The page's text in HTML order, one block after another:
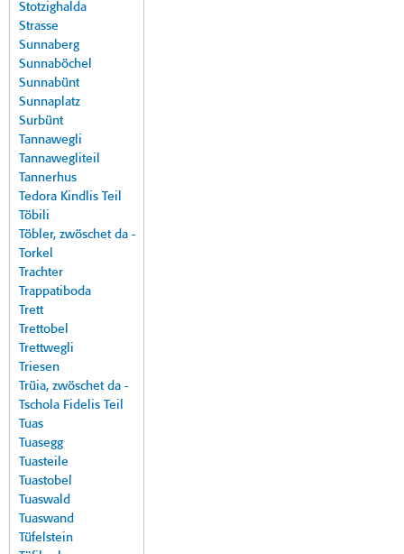
Stotzighalda
Strasse
Sunnaberg
Sunnaböchel
Sunnabünt
Sunnaplatz
Surbünt
Tannawegli
Tannawegliteil
Tannerhus
Tedora Kindlis Teil
Töbili
Töbler, zwöschet da -
Torkel
Trachter
Trappatiboda
Trett
Trettobel
Trettwegli
Triesen
Trüia, zwöschet da -
Tschola Fidelis Teil
Tuas
Tuasegg
Tuasteile
Tuastobel
Tuaswald
Tuaswand
Tüfelstein